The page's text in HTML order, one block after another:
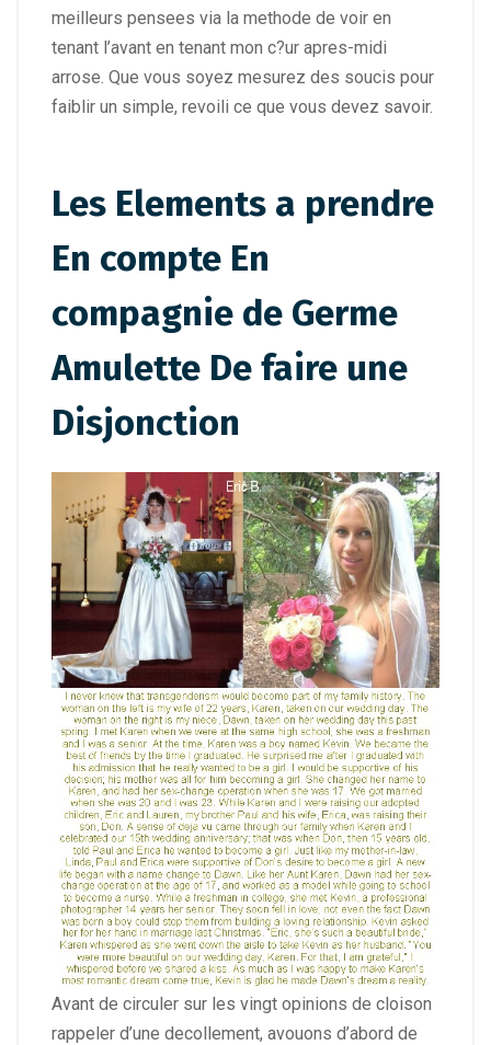
meilleurs pensees via la methode de voir en
tenant l’avant en tenant mon c?ur apres-midi
arrose. Que vous soyez mesurez des soucis pour
faiblir un simple, revoili ce que vous devez savoir.
Les Elements a prendre
En compte En
compagnie de Germe
Amulette De faire une
Disjonction
Avant de circuler sur les vingt opinions de cloison
rappeler d’une decollement, avouons d’abord de